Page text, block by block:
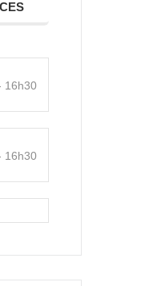
16h30
16h30